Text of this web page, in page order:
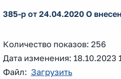
385-р от 24.04.2020 О
Количество показов: 256
Дата изменения: 18.10.2023
Файл: Загрузить